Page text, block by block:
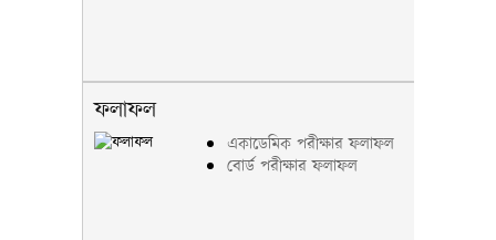
ফলাফল
একাডেমিক পরীক্ষার ফলাফল
বোর্ড পরীক্ষার ফলাফল